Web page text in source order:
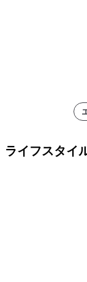
ライフスタイ